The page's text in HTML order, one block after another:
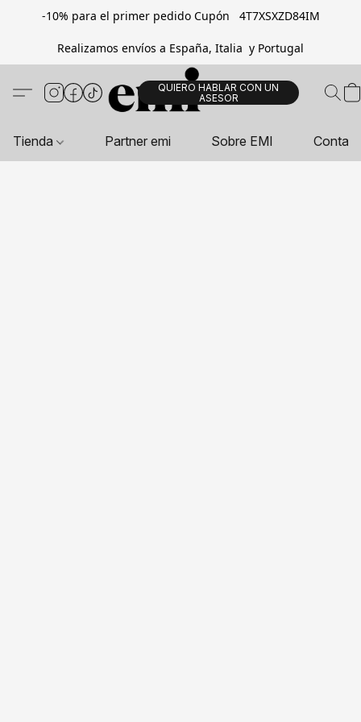
-10% para el primer pedido Cupón 4T7XSXZD84IM
Realizamos envíos a España, Italia y Portugal
QUIERO HABLAR CON UN
ASESOR
Tienda Partner emi Sobre EMI